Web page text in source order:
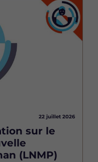
22 juillet 2026
sur le
(LNMP)